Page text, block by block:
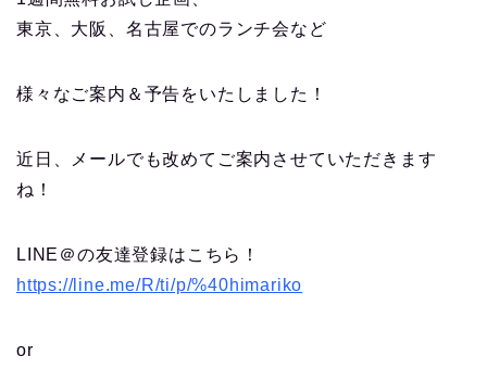
東京、大阪、名古屋でのランチ会など
様々なご案内＆予告をいたしました！
近日、メールでも改めてご案内させていただきます
ね！
LINE＠の友達登録はこちら！
https://line.me/R/ti/p/%40himariko
or